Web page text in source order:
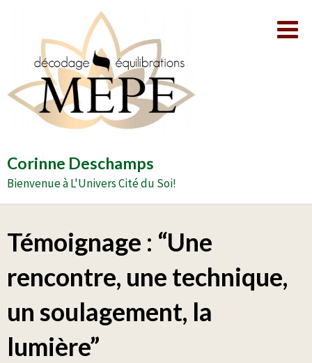
contenu
Corinne Deschamps
Bienvenue à L'Univers Cité du Soi!
Témoignage : “Une
rencontre, une technique,
un soulagement, la
lumière”